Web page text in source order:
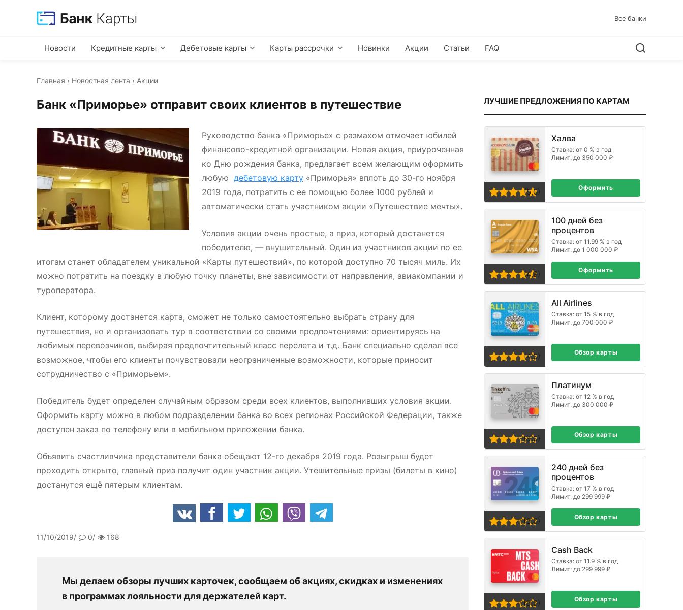
Все банки
Новости Кредитные карты Дебетовые карты Карты рассрочки Новинки Акции Статьи FAQ
Главная › Новостная лента › Акции
Банк «Приморье» отправит своих клиентов в путешествие
Руководство банка «Приморье» с размахом отмечает юбилей
финансово-кредитной организации. Новая акция, приуроченная
ко Дню рождения банка, предлагает всем желающим оформить
любую дебетовую карту «Приморья» вплоть до 30-го ноября
2019 года, потратить с ее помощью более 1000 рублей и
автоматически стать участником акции «Путешествие мечты».
Условия акции очень простые, а приз, который достанется
победителю, — внушительный. Один из участников акции по ее
итогам станет обладателем уникальной «Карты путешествий», по которой доступно 70 тысяч миль. Их
можно потратить на поездку в любую точку планеты, вне зависимости от направления, авиакомпании и
туроператора.
Клиент, которому достанется карта, сможет не только самостоятельно выбрать страну для
путешествия, но и организовать тур в соответствии со своими предпочтениями: ориентируясь на
любимых перевозчиков, выбирая предпочтительный класс перелета и т.д. Банк специально сделал все
возможное, чтобы его клиенты почувствовали неограниченные возможности, которые приносит
сотрудничество с «Приморьем».
Победитель будет определен случайным образом среди всех клиентов, выполнивших условия акции.
Оформить карту можно в любом подразделении банка во всех регионах Российской Федерации, также
доступен заказ по телефону или в мобильном приложении банка.
Объявить счастливчика представители банка обещают 12-го декабря 2019 года. Розыгрыш будет
проходить открыто, главный приз получит один участник акции. Утешительные призы (билеты в кино)
достанутся ещё пятерым клиентам.
11/10/2019 0 168
Мы делаем обзоры лучших карточек, сообщаем об акциях, скидках и изменениях
в программах лояльности для держателей карт.
ЛУЧШИЕ ПРЕДЛОЖЕНИЯ ПО КАРТАМ
Халва
Ставка: от 0 % в год
Лимит: до 350 000 ₽
(5,0) Оформить
100 дней без
процентов
Ставка: от 11.99 % в год
Лимит: до 1 000 000 ₽
(4,9) Оформить
All Airlines
Ставка: от 15 % в год
Лимит: до 700 000 ₽
(4,0) Обзор карты
Платинум
Ставка: от 12 % в год
Лимит: до 300 000 ₽
(3,0) Обзор карты
240 дней без
процентов
Ставка: от 17 % в год
Лимит: до 299 999 ₽
(3,0) Обзор карты
Cash Back
Ставка: от 11.9 % в год
Лимит: до 299 999 ₽
(3,0) Обзор карты